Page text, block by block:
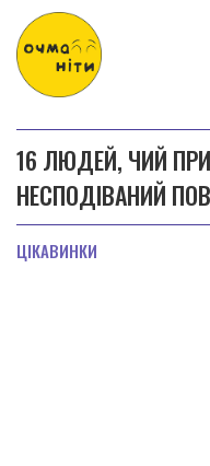
16 ЛЮДЕЙ, ЧИЙ
НЕСПОДІВАНИЙ
ЦІКАВИНКИ